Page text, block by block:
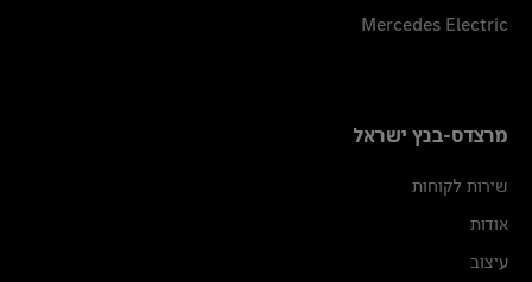
Mercedes Electric
מרצדס-בנץ ישראל
שירות לקוחות
אודות
עיצוב